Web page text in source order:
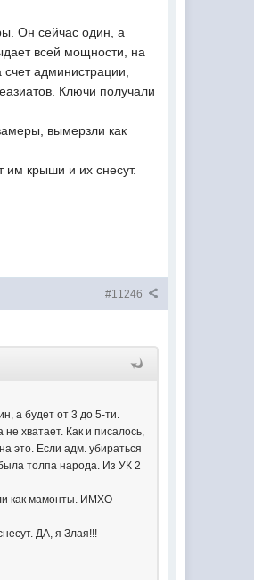
Он сейчас один, а
всей мощности, на
администрации,
Ключи получали
вымерзли как
им крыши и их снесут.
#11246
а будет от 3 до 5-ти.
хватает. Как и писалось,
это. Если адм. убираться
толпа народа. Из УК 2
как мамонты. ИМХО-
ДА, я Злая!!!